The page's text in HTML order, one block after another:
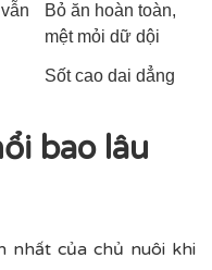
Bỏ ăn hoàn toàn,
mệt mỏi dữ dội
Sốt cao dai dẳng
bao lâu
nhất của chủ nuôi khi